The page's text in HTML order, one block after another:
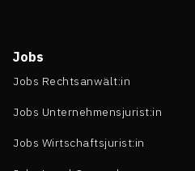
Jobs
Jobs Rechtsanwält:in
Jobs Unternehmensjurist:in
Jobs Wirtschaftsjurist:in